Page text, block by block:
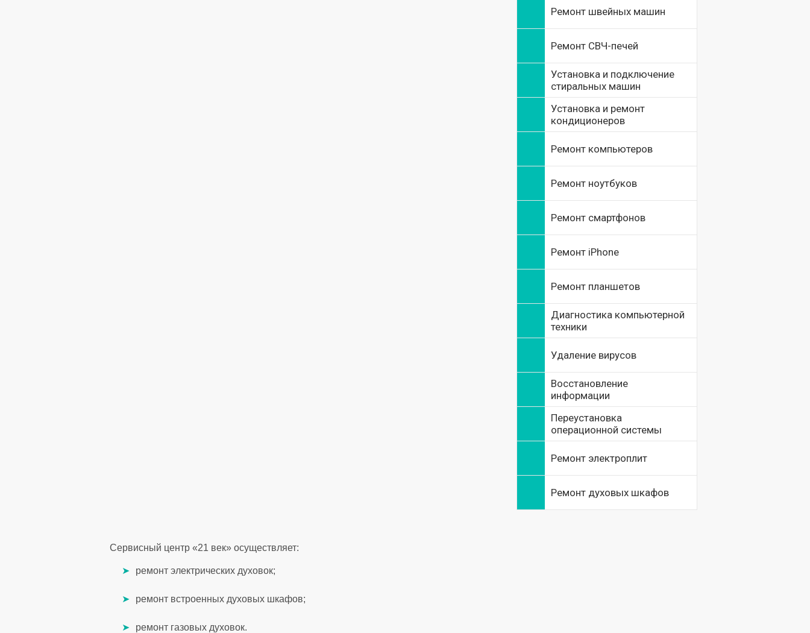
Ремонт швейных машин
Ремонт СВЧ-печей
Установка и подключение
стиральных машин
Установка и ремонт
кондиционеров
Ремонт компьютеров
Ремонт ноутбуков
Ремонт смартфонов
Ремонт iPhone
Ремонт планшетов
Диагностика компьютерной
техники
Удаление вирусов
Восстановление
информации
Переустановка
операционной системы
Ремонт электроплит
Ремонт духовых шкафов
Сервисный центр «21 век» осуществляет:
ремонт электрических духовок;
ремонт встроенных духовых шкафов;
ремонт газовых духовок.